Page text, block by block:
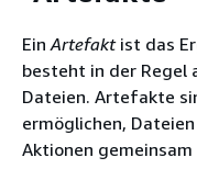
Ein Artefaktist das
besteht in der Regel
Dateien. Artefakte
ermöglichen,
Aktionen gemeinsam